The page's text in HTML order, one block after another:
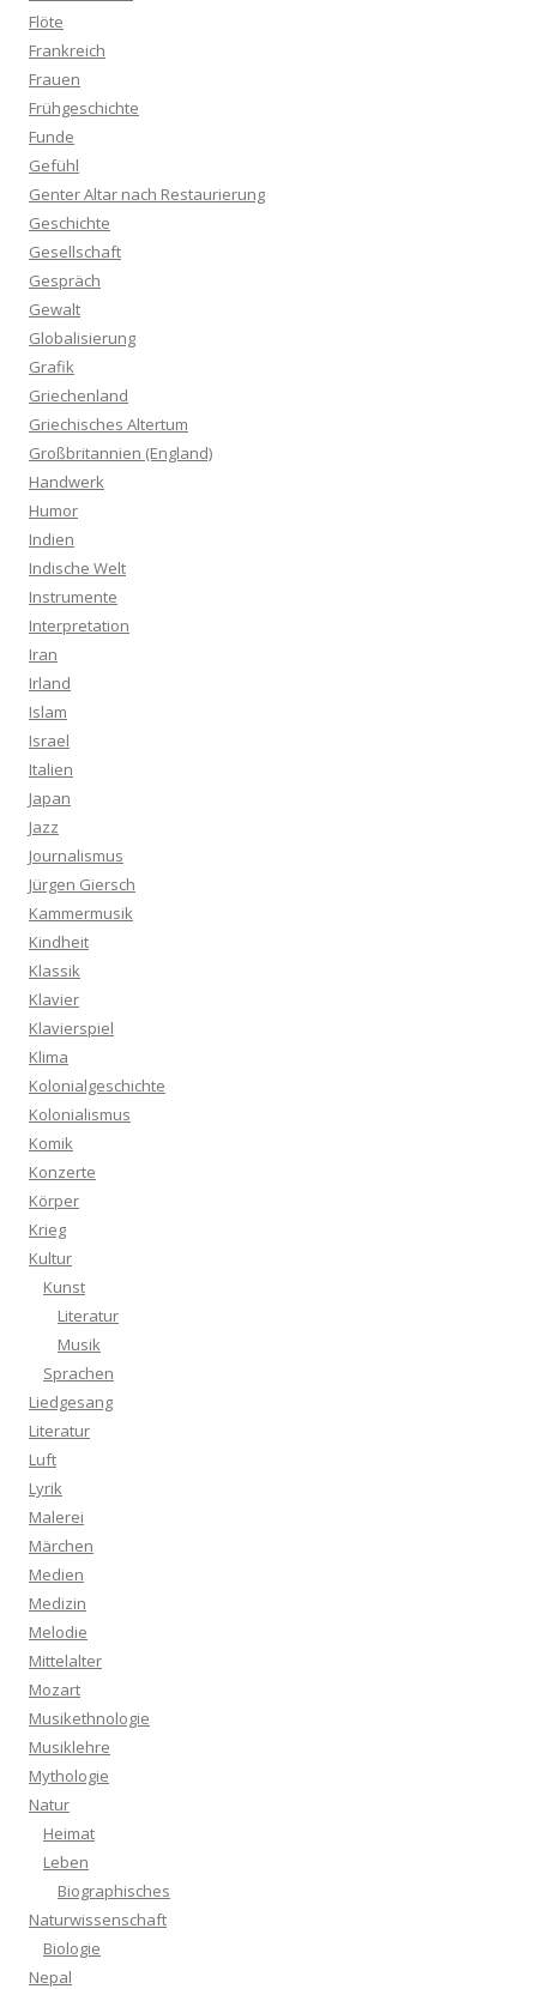
Flöte
Frankreich
Frauen
Frühgeschichte
Funde
Gefühl
Genter Altar nach Restaurierung
Geschichte
Gesellschaft
Gespräch
Gewalt
Globalisierung
Grafik
Griechenland
Griechisches Altertum
Großbritannien (England)
Handwerk
Humor
Indien
Indische Welt
Instrumente
Interpretation
Iran
Irland
Islam
Israel
Italien
Japan
Jazz
Journalismus
Jürgen Giersch
Kammermusik
Kindheit
Klassik
Klavier
Klavierspiel
Klima
Kolonialgeschichte
Kolonialismus
Komik
Konzerte
Körper
Krieg
Kultur
Kunst
Literatur
Musik
Sprachen
Liedgesang
Literatur
Luft
Lyrik
Malerei
Märchen
Medien
Medizin
Melodie
Mittelalter
Mozart
Musikethnologie
Musiklehre
Mythologie
Natur
Heimat
Leben
Biographisches
Naturwissenschaft
Biologie
Nepal